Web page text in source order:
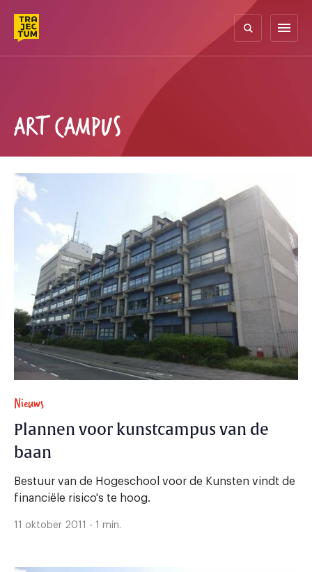
content
menu
ART CAMPUS
Nieuws
Plannen voor kunstcampus van de
baan
Bestuur van de Hogeschool voor de Kunsten vindt de
financiële risico's te hoog.
11 oktober 2011 - 1 min.